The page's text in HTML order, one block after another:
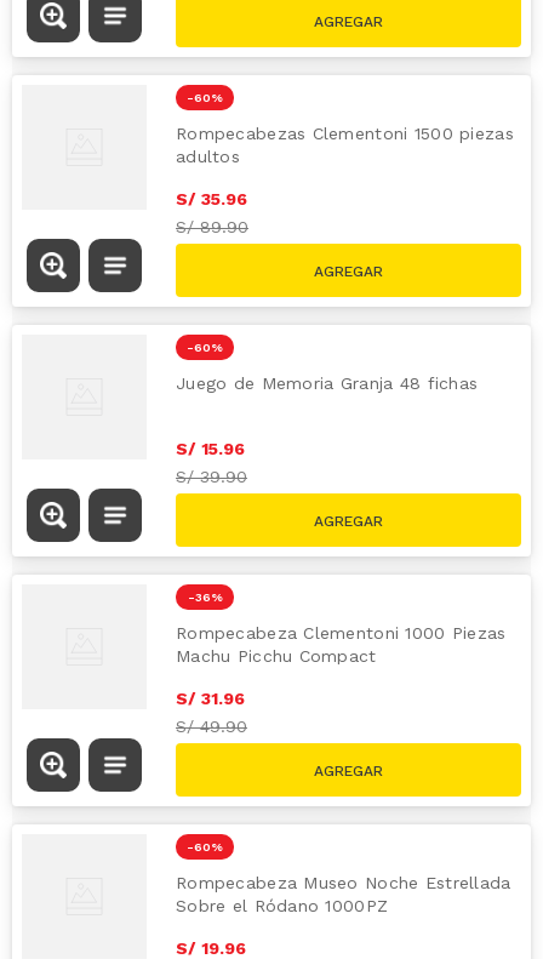
-60 %
Rompecabezas Clementoni 1500 piezas
adultos
S/ 35.96
S/89.90
-60 %
Juego de Memoria Granja 48 fichas
S/ 15.96
S/39.90
-36 %
Rompecabeza Clementoni 1000 Piezas
Machu Picchu Compact
S/ 31.96
S/49.90
-60 %
Rompecabeza Museo Noche Estrellada
Sobre el Ródano 1000PZ
S/ 19.96